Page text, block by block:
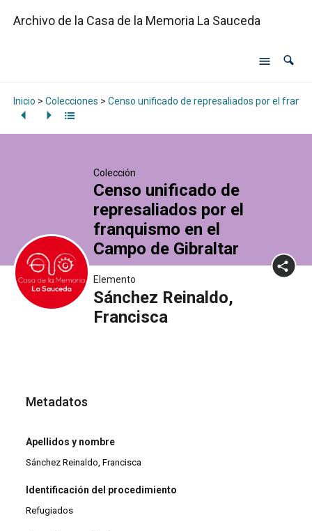
Archivo de la Casa de la Memoria La Sauceda
Inicio > Colecciones > Censo unificado de represaliados por el
Colección
Censo unificado de
represaliados por el
franquismo en el
Campo de Gibraltar
Elemento
Sánchez Reinaldo,
Francisca
Metadatos
Apellidos y nombre
Sánchez Reinaldo, Francisca
Identificación del procedimiento
Refugiados